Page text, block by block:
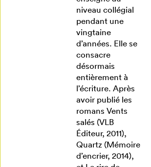
niveau collégial
pendant une
vingtaine
d’années. Elle se
consacre
désormais
entièrement à
l’écriture. Après
avoir publié les
romans Vents
salés (VLB
Éditeur, 2011),
Quartz (Mémoire
d’encrier, 2014),